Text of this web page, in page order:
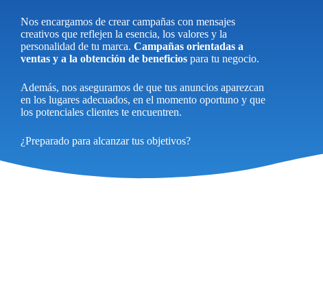
Nos encargamos de crear campañas con mensajes
creativos que reflejen la esencia, los valores y la
personalidad de tu marca. Campañas orientadas a
ventas y a la obtención de beneficios para tu negocio.
Además, nos aseguramos de que tus anuncios aparezcan
en los lugares adecuados, en el momento oportuno y que
los potenciales clientes te encuentren.
¿Preparado para alcanzar tus objetivos?